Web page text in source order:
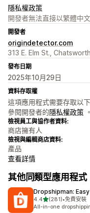
隱私權政策
開發者無法直接以繁體中
開發者
origindetector.com
313 E. Elm St.,
發布日期
2025年10月29日
資料存取權
這項應用程式需要存取以
參閱開發者的隱私權政策 。
檢視員工與協作者資料:
商店擁有人
檢視與編輯商店資料:
產品
查看詳情
其他同類型應用程式
Dropshipman:
4.4滿分 5 顆星
(281)
共有 281 則評價
•免費安裝
All-in-one